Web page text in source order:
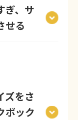
ぎ、サ
せる
ズをさ
ボック